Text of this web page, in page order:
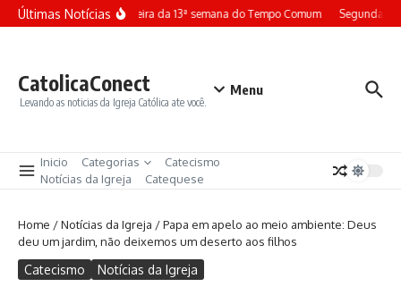
Ir para o conteúdo
Últimas NotíciasTerça-feira da 13ª semana do Tempo Comum Segunda-
CatolicaConect
Levando as noticias da Igreja Católica ate você.
Menu
Inicio Categorias
Catecismo
Notícias da Igreja
Catequese
Home /Notícias da Igreja /Papa em apelo ao meio ambiente: Deus
deu um jardim, não deixemos um deserto aos filhos
Catecismo Notícias da Igreja